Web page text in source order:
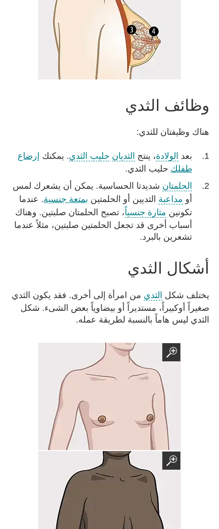
وظائف الثدي
هناك وظيفتان للثدي:
بعد الولادة، ينتج الثديان حليب الثدي. يمكنك إرضاع
طفلك حليب الثدي.
الحلمتان شديدتا الحساسية. يمكن أن يشعرك لمس
أو مداعبة الثديين أو الحلمتين بمتعة جنسية. عندما
تكونين مثارة جنسياً، تصبح الحلمتان صلبتين. وهناك
أسباب أخرى قد تجعل الحلمتين صلبتين، مثلاً عندما
تشعرين بالبرد.
أشكال الثدي
يختلف شكل الثدي من امرأة إلى أخرى. فقد يكون الثدي
صغيراً أوكبيراً، مستديراً أو بيضاوياً بعض الشىء. شكل
الثدي ليس هاماً بالنسبة لطريقة عمله.